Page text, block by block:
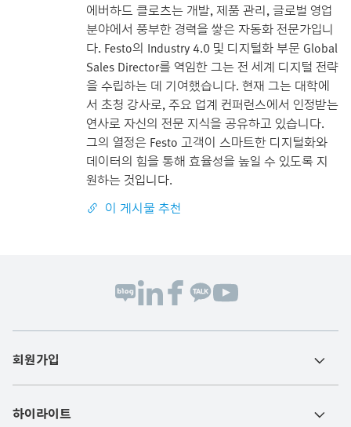
에버하드 클로츠는 개발, 제품 관리, 글로벌 영업
분야에서 풍부한 경력을 쌓은 자동화 전문가입니
다. Festo의 Industry 4.0 및 디지털화 부문 Global
Sales Director를 역임한 그는 전 세계 디지털 전략
을 수립하는 데 기여했습니다. 현재 그는 대학에
서 초청 강사로, 주요 업계 컨퍼런스에서 인정받는
연사로 자신의 전문 지식을 공유하고 있습니다.
그의 열정은 Festo 고객이 스마트한 디지털화와
데이터의 힘을 통해 효율성을 높일 수 있도록 지
원하는 것입니다.
이 게시물 추천
회원가입
하이라이트